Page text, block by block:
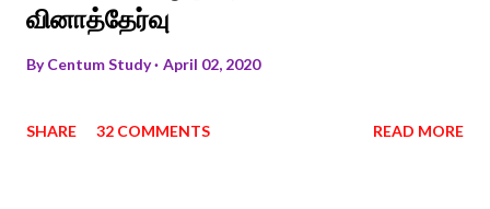
வினாத்தேர்வு
ByCentum Study April 02, 2020
SHARE 32 COMMENTS READ MORE